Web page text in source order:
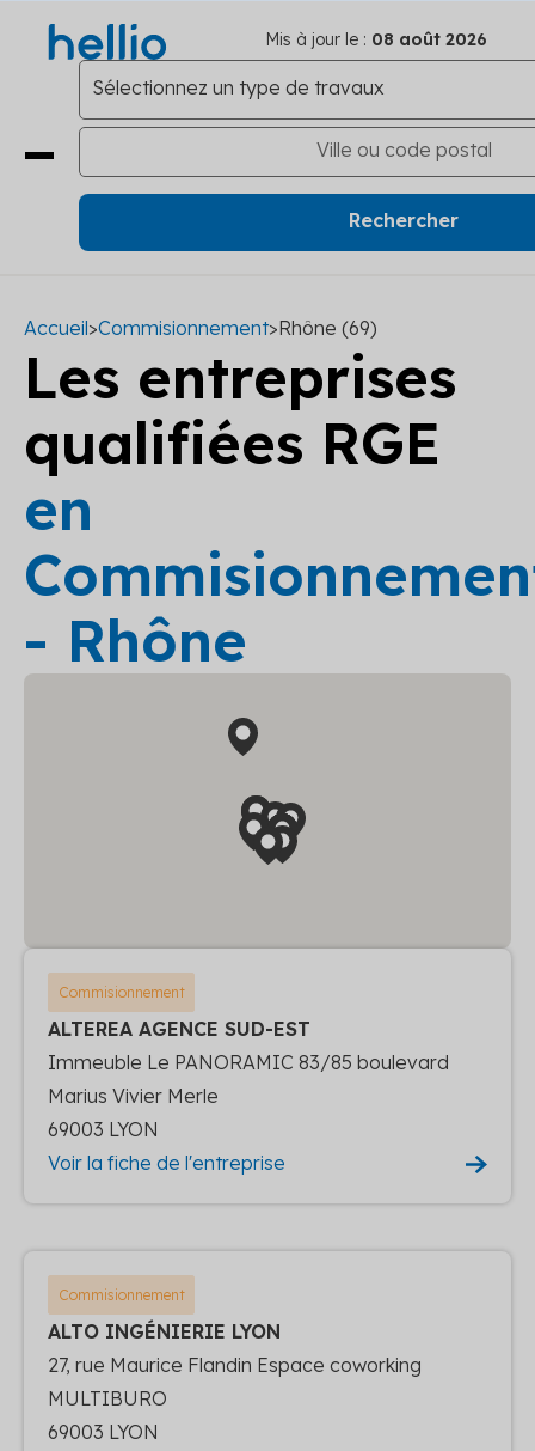
Mis à jour le : 08 août 2026
Accueil>Commisionnement>Rhône (69)
Les entreprises
qualifiées RGE
en
- Rhône
Commisionnement
ALTEREA AGENCE SUD-EST
Immeuble Le PANORAMIC 83/85 boulevard
Marius Vivier Merle
69003 LYON
Voir la fiche de l'entreprise
Commisionnement
ALTO INGÉNIERIE LYON
27, rue Maurice Flandin Espace coworking
MULTIBURO
69003 LYON